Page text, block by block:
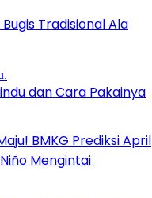
Tradisional Ala
dan Cara Pakainya
BMKG Prediksi April
Mengintai